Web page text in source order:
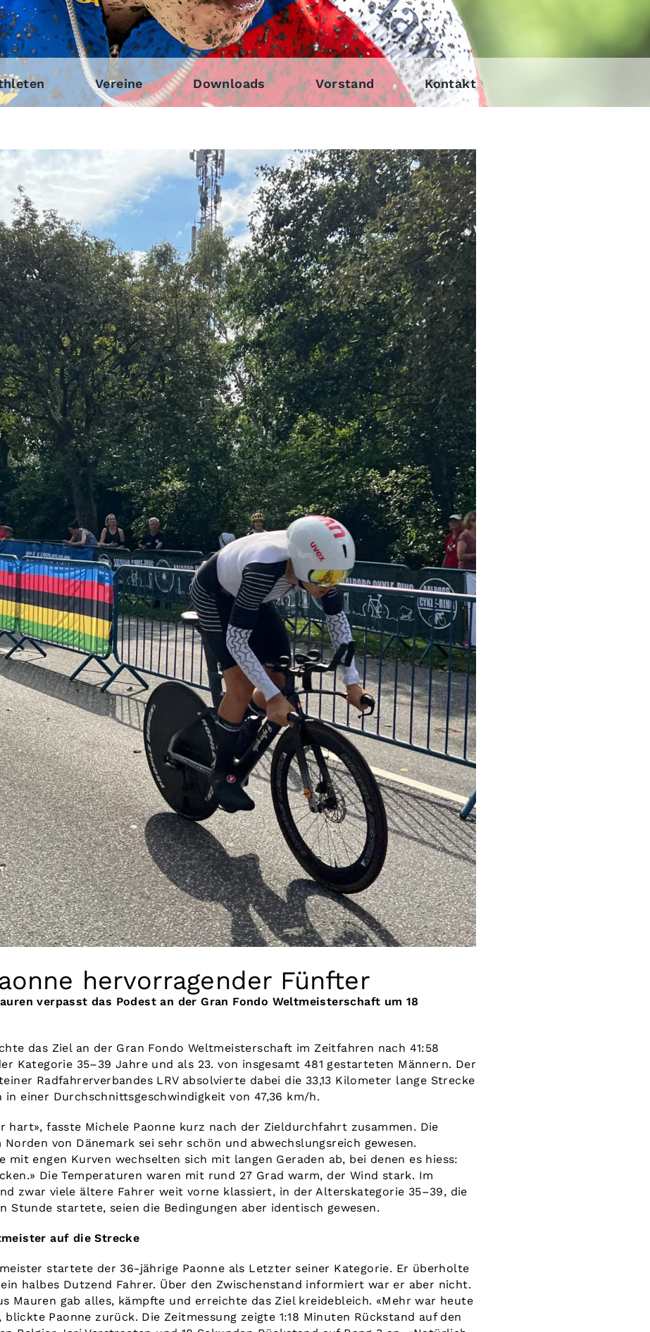
Vereine Downloads Vorstand Kontakt
hervorragender Fünfter
verpasst das Podest an der Gran Fondo Weltmeisterschaft um 18
das Ziel an der Gran Fondo Weltmeisterschaft im Zeitfahren nach 41:58
Kategorie 35–39 Jahre und als 23. von insgesamt 481 gestarteten Männern. Der
Radfahrerverbandes LRV absolvierte dabei die 33,13 Kilometer lange Strecke
in einer Durchschnittsgeschwindigkeit von 47,36 km/h.
hart», fasste Michele Paonne kurz nach der Zieldurchfahrt zusammen. Die
von Dänemark sei sehr schön und abwechslungsreich gewesen.
mit engen Kurven wechselten sich mit langen Geraden ab, bei denen es hiess:
Die Temperaturen waren mit rund 27 Grad warm, der Wind stark. Im
zwar viele ältere Fahrer weit vorne klassiert, in der Alterskategorie 35–39, die
Stunde startete, seien die Bedingungen aber identisch gewesen.
auf die Strecke
startete der 36-jährige Paonne als Letzter seiner Kategorie. Er überholte
halbes Dutzend Fahrer. Über den Zwischenstand informiert war er aber nicht.
Mauren gab alles, kämpfte und erreichte das Ziel kreidebleich. «Mehr war heute
Paonne zurück. Die Zeitmessung zeigte 1:18 Minuten Rückstand auf den